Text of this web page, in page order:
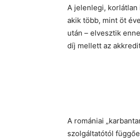
A jelenlegi,
akik több, mint öt
után – elvesztik
díj mellett az
A romániai
szolgáltatótól